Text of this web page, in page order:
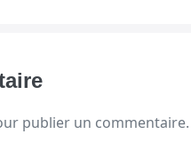
publier un commentaire.